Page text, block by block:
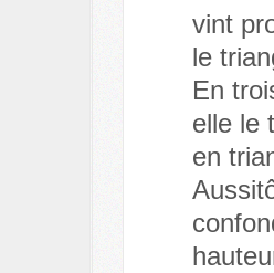
vint
le
En
elle le
en